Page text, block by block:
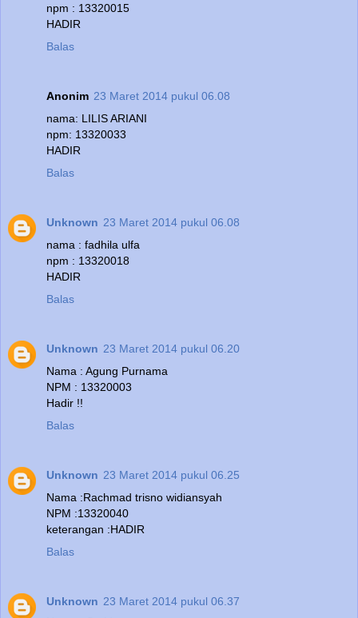
npm : 13320015
HADIR
Balas
Anonim 23 Maret 2014 pukul 06.08
nama: LILIS ARIANI
npm: 13320033
HADIR
Balas
Unknown 23 Maret 2014 pukul 06.08
nama : fadhila ulfa
npm : 13320018
HADIR
Balas
Unknown 23 Maret 2014 pukul 06.20
Nama : Agung Purnama
NPM : 13320003
Hadir !!
Balas
Unknown 23 Maret 2014 pukul 06.25
Nama :Rachmad trisno widiansyah
NPM :13320040
keterangan :HADIR
Balas
Unknown 23 Maret 2014 pukul 06.37